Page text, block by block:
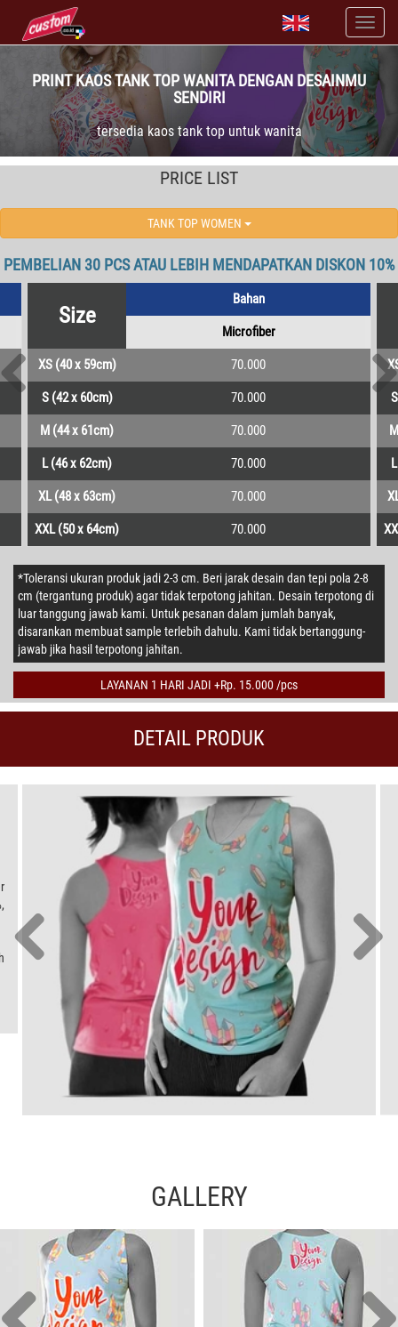
PRINT KAOS TANK TOP WANITA DENGAN DESAINMU
SENDIRI
tersedia kaos tank top untuk wanita
PRICE LIST
TANK TOP WOMEN
PEMBELIAN 30 PCS ATAU LEBIH MENDAPATKAN DISKON 10%
Size
Bahan
Microfiber
XS (40 x 59cm) 70.000
S (42 x 60cm) 70.000
M (44 x 61cm) 70.000
L (46 x 62cm) 70.000
XL (48 x 63cm) 70.000
XXL (50 x 64cm) 70.000
*Toleransi ukuran produk jadi 2-3 cm. Beri jarak desain dan tepi pola 2-8
cm (tergantung produk) agar tidak terpotong jahitan. Desain terpotong di
luar tanggung jawab kami. Untuk pesanan dalam jumlah banyak,
disarankan membuat sample terlebih dahulu. Kami tidak bertanggung-
jawab jika hasil terpotong jahitan.
LAYANAN 1 HARI JADI +Rp. 15.000 /pcs
DETAIL PRODUK
GALLERY